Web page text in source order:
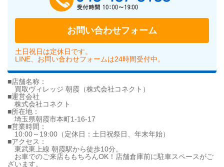
お問い合わせフォーム
土日祝日は定休日です。
LINE、お問い合わせフォームは24時間受付中。
■店舗名称：
買取ヴィレッジ 朝霞（株式会社コネクト）
■運営会社
株式会社コネクト
■所在地：
埼玉県朝霞市本町1-16-17
■営業時間：
10:00～19:00（定休日：土日祝祭日、年末年始）
■アクセス：
東武東上線 朝霞駅から徒歩10分。
お車でのご来店ももちろんOK！店舗倉庫前に駐車スペースがご
ざいます。